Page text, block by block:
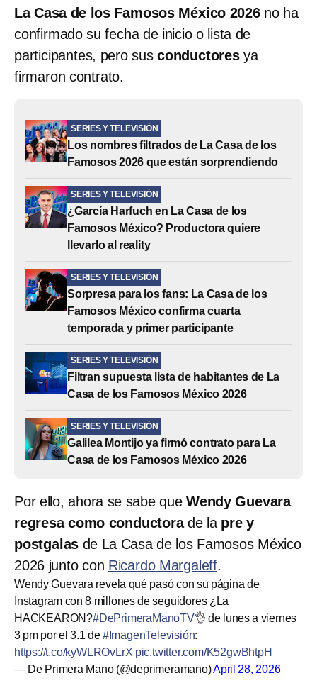
La Casa de los Famosos México 2026no ha
confirmado su fecha de inicio o lista de
participantes, pero susconductoresya
firmaron contrato.
SERIES Y TELEVISIÓN
Los nombres filtrados de La Casa de los
Famosos 2026 que están sorprendiendo
SERIES Y TELEVISIÓN
¿García Harfuch en La Casa de los
Famosos México? Productora quiere
llevarlo al reality
SERIES Y TELEVISIÓN
Sorpresa para los fans: La Casa de los
Famosos México confirma cuarta
temporada y primer participante
SERIES Y TELEVISIÓN
Filtran supuesta lista de habitantes de La
Casa de los Famosos México 2026
SERIES Y TELEVISIÓN
Galilea Montijo ya firmó contrato para La
Casa de los Famosos México 2026
Por ello, ahora se sabe que Wendy Guevara
regresa como conductorade la pre y
postgalas de La Casa de los Famosos México
2026 junto con Ricardo Margaleff.
Wendy Guevara revela qué pasó con su página de
Instagram con 8 millones de seguidores ¿La
HACKEARON?#DePrimeraManoTV👌 de lunes a viernes
3 pm por el 3.1 de#ImagenTelevisión:
https://t.co/kyWLROvLrX pic.twitter.com/K52gwBhtpH
— De Primera Mano (@deprimeramano)April 28, 2026